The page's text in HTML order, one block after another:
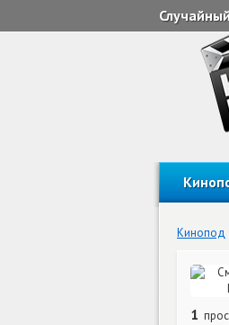
Кинопод
1